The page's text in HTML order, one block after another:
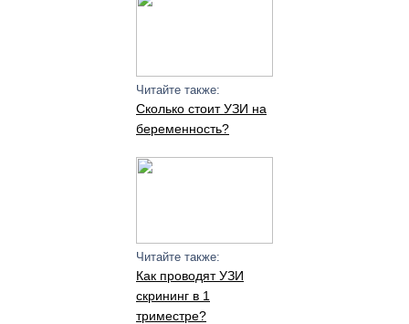
Читайте также:
Сколько стоит УЗИ на
беременность?
Читайте также:
Как проводят УЗИ
скрининг в 1
триместре?